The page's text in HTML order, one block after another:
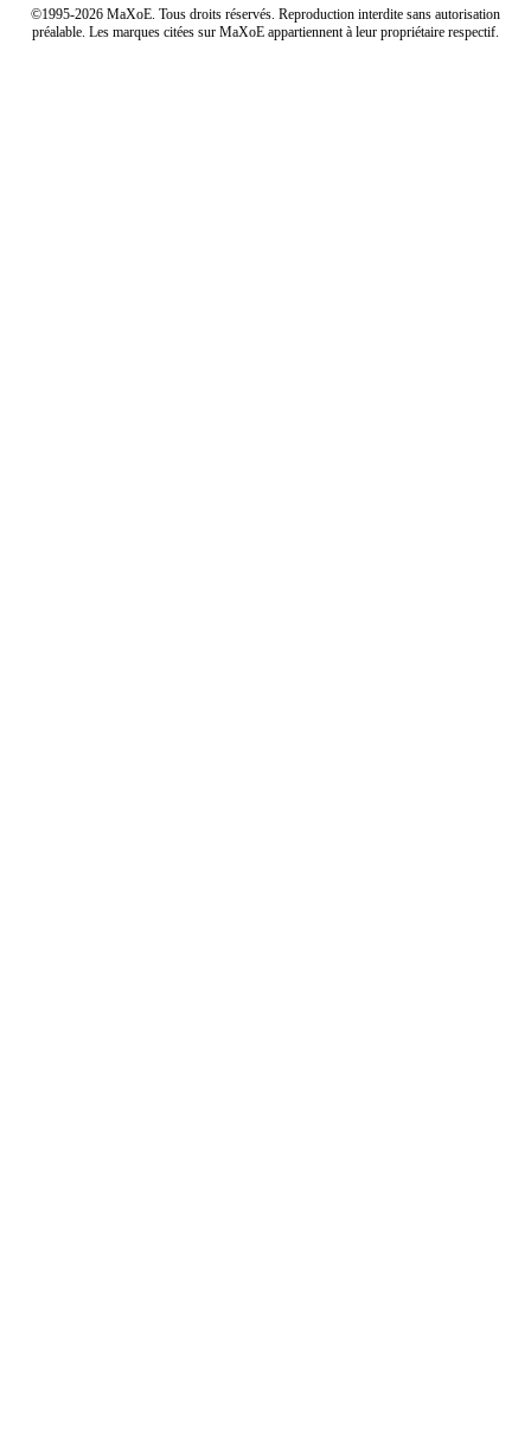
©1995-2026 MaXoE. Tous droits réservés. Reproduction interdite sans autorisation
préalable. Les marques citées sur MaXoE appartiennent à leur propriétaire respectif.